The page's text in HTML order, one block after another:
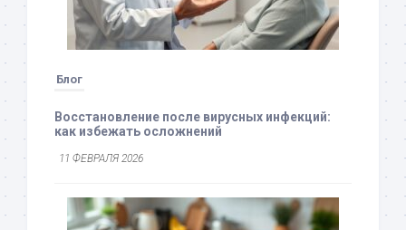
Блог
Восстановление после вирусных инфекций:
как избежать осложнений
11 ФЕВРАЛЯ 2026